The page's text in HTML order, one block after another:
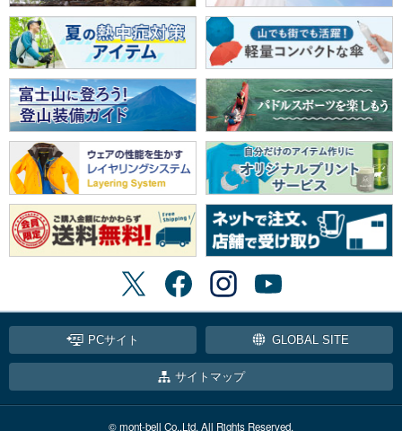
PCサイト GLOBAL SITE
サイトマップ
© mont-bell Co.,Ltd. All Rights Reserved.